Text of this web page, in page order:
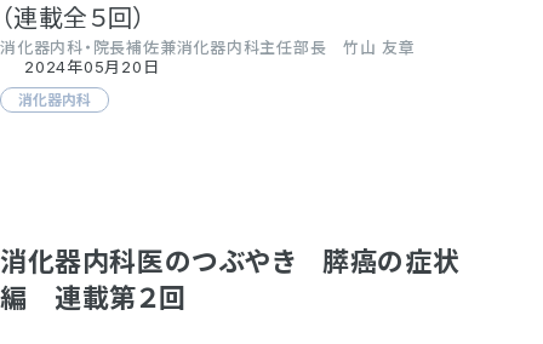
（連載全５回）
消化器内科・院長補佐兼消化器内科主任部長 竹山 友章
2024年05月20日
消化器内科
消化器内科医のつぶやき 膵癌の症状
編 連載第２回